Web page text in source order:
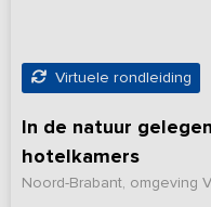
Virtuele rondleiding
In de natuur
hotelkamers
Noord-Brabant, omgeving